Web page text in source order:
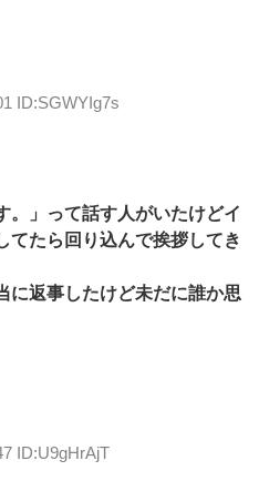
ID:SGWYIg7s
。」って話す人がいたけどイ
てたら回り込んで挨拶してき
に返事したけど未だに誰か思
ID:U9gHrAjT